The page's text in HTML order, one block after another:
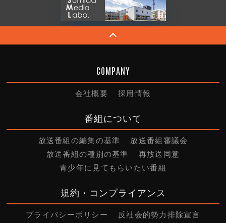
COMPANY
会社概要 採用情報
番組について
放送番組の編集の基準
放送番組審議会
放送番組の種別の基準
再放送同意
青少年に見てもらいたい番組
規約・コンプライアンス
プライバシーポリシー
反社会的勢力排除宣言